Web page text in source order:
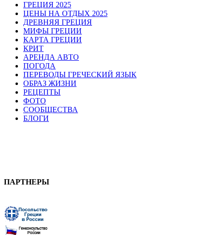
ГРЕЦИЯ 2025
ЦЕНЫ НА ОТДЫХ 2025
ДРЕВНЯЯ ГРЕЦИЯ
МИФЫ ГРЕЦИИ
КАРТА ГРЕЦИИ
КРИТ
АРЕНДА АВТО
ПОГОДА
ПЕРЕВОДЫ ГРЕЧЕСКИЙ ЯЗЫК
ОБРАЗ ЖИЗНИ
РЕЦЕПТЫ
ФОТО
СООБЩЕСТВА
БЛОГИ
ПАРТНЕРЫ